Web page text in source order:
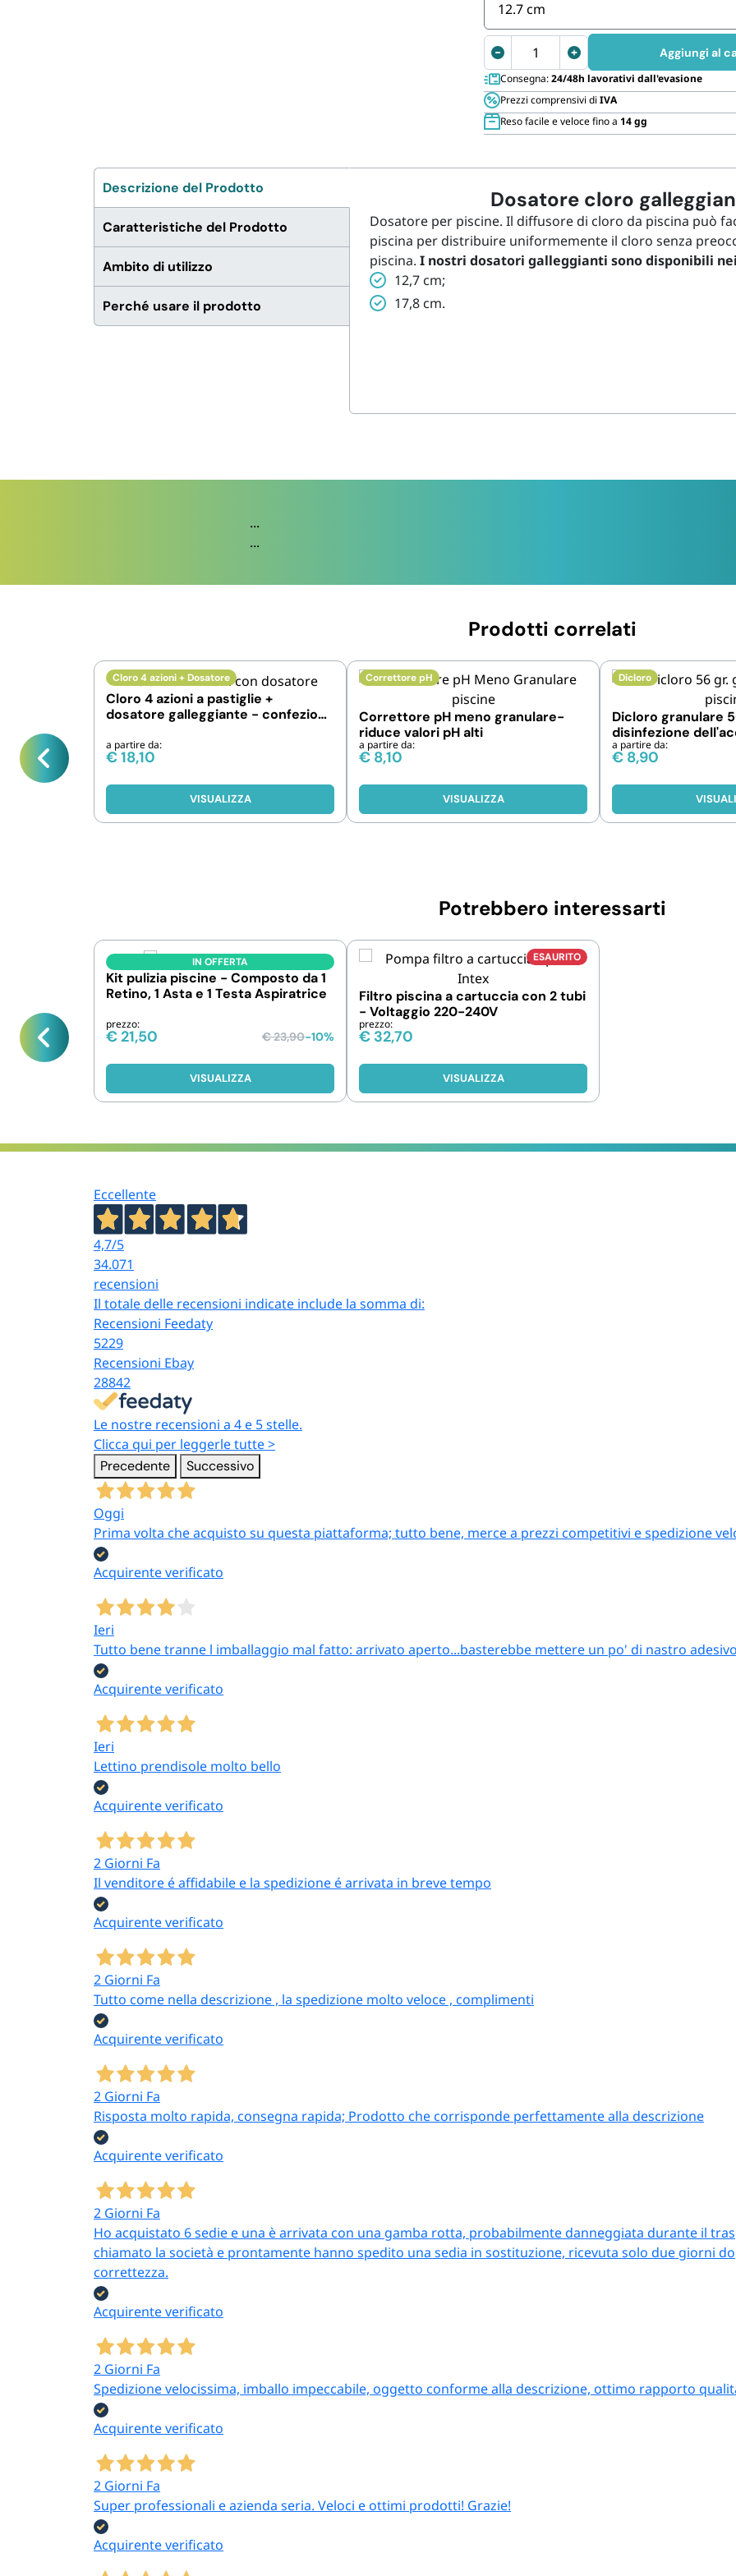
PARTY
HO.RE.CA
12.7 cm
INTEX
Dosatore
galleggiante
cloro
per
Aggiungi al
Consegna:24/48h lavorativi dall'evasione
Prezzi comprensivi di IVA
Reso facile e veloce fino a 14 gg
Descrizione del Prodotto
Caratteristiche del Prodotto
Ambito di utilizzo
Perché usare il prodotto
Dosatore cloro
Dosatore per piscine. Il diffusore di cloro da piscina può
piscina per distribuire uniformemente il cloro senza
piscina. I nostri dosatori galleggianti sono disponibili
12,7 cm;
17,8 cm.
...
...
Prodotti correlati
Cloro 4 azioni + Dosatore
Cloro 4 azioni a pastiglie +
dosatore galleggiante - confezione
a partire da:
€18,10
VISUALIZZA
Correttore pH
Correttore pH meno granulare-
riduce valori pH alti
a partire da:
€ 8,10
VISUALIZZA
Dicloro
Dicloro granulare
disinfezione
confezione da 1, 5 e
a partire da:
€ 8,90
Potrebbero interessarti
IN OFFERTA
Kit pulizia piscine - Composto da 1
Retino, 1 Asta e 1 Testa Aspiratrice
prezzo:
€ 21,50 €23,90-10%
VISUALIZZA
ESAURITO
Filtro piscina a cartuccia con 2 tubi
- Voltaggio 220-240V
prezzo:
€ 32,70
VISUALIZZA
Eccellente
4,7/5
34.071
recensioni
Il totale delle recensioni indicate include la somma di:
Recensioni Feedaty
5229
Recensioni Ebay
28842
Le nostre recensioni a 4 e 5 stelle.
Clicca qui per leggerle tutte >
Precedente Successivo
Oggi
Prima volta che acquisto su questa piattaforma; tutto bene, merce a prezzi competitivi e spedizione
Acquirente verificato
Ieri
Tutto bene tranne l imballaggio mal fatto: arrivato aperto...basterebbe mettere un po' di nastro adesivo
Acquirente verificato
Ieri
Lettino prendisole molto bello
Acquirente verificato
2 Giorni Fa
Il venditore é affidabile e la spedizione é arrivata in breve tempo
Acquirente verificato
2 Giorni Fa
Tutto come nella descrizione , la spedizione molto veloce , complimenti
Acquirente verificato
2 Giorni Fa
Risposta molto rapida, consegna rapida; Prodotto che corrisponde perfettamente alla descrizione
Acquirente verificato
2 Giorni Fa
Ho acquistato 6 sedie e una è arrivata con una gamba rotta, probabilmente danneggiata durante il
chiamato la società e prontamente hanno spedito una sedia in sostituzione, ricevuta solo due giorni
correttezza.
Acquirente verificato
2 Giorni Fa
Spedizione velocissima, imballo impeccabile, oggetto conforme alla descrizione, ottimo rapporto
Acquirente verificato
2 Giorni Fa
Super professionali e azienda seria. Veloci e ottimi prodotti! Grazie!
Acquirente verificato